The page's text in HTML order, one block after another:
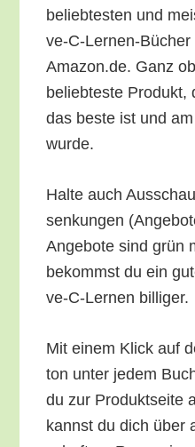
belieb­tes­ten und
ve-C-Ler­nen-
Amazon.de. Ganz
belieb­tes­te Pro­dukt,
das bes­te ist und
wurde.
Hal­te auch
sen­kun­gen
Ange­bo­te sind grün
bekommst du ein
ve-C-Ler­nen billiger.
Mit einem Klick auf
ton unter jedem
du zur Pro­dukt­sei­te
kannst du dich über